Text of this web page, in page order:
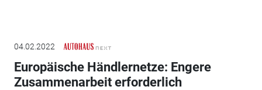
04.02.2022
Europäische Händlernetze: Engere
Zusammenarbeit erforderlich